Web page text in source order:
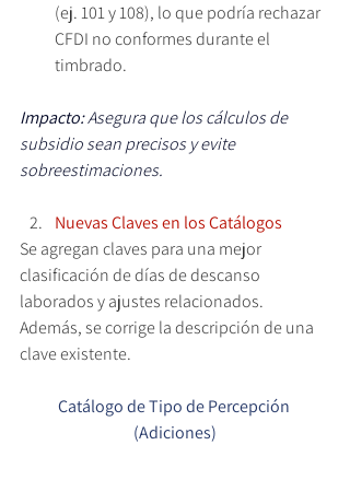
(ej. 101 y 108), lo que podría rechazar
CFDI no conformes durante el
timbrado.
Impacto: Asegura que los cálculos de
subsidio sean precisos y evite
sobreestimaciones.
Nuevas Claves en los Catálogos
Se agregan claves para una mejor
clasificación de días de descanso
laborados y ajustes relacionados.
Además, se corrige la descripción de una
clave existente.
Catálogo de Tipo de Percepción
(Adiciones)